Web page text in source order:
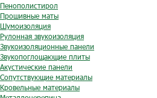
Пенополистирол
Прошивные маты
Шумоизоляция
Рулонная звукоизоляция
Звукоизоляционные панели
Звукопоглощающие плиты
Акустические панели
Сопутствующие материалы
Кровельные материалы